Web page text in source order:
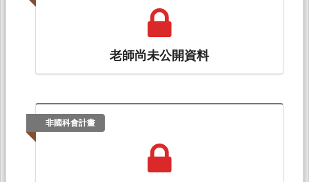
老師尚未公開資料
非國科會計畫